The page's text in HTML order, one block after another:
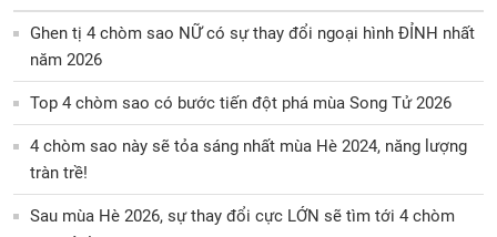
Ghen tị 4 chòm sao NỮ có sự thay đổi ngoại hình ĐỈNH nhất
năm 2026
Top 4 chòm sao có bước tiến đột phá mùa Song Tử 2026
4 chòm sao này sẽ tỏa sáng nhất mùa Hè 2024, năng lượng
tràn trề!
Sau mùa Hè 2026, sự thay đổi cực LỚN sẽ tìm tới 4 chòm